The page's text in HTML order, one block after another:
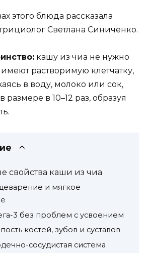
этого блюда рассказала
Светлана Синиченко.
кашу из чиа не нужно
растворимую клетчатку,
в воду, молоко или сок,
размере в 10–12 раз, образуя
свойства каши из чиа
и мягкое
3 без проблем с усвоением
костей, зубов и суставов
сосудистая система